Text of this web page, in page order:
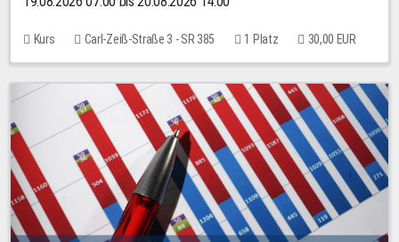
Kurs Carl-Zeiß-Straße 3 - SR 385 1 Platz 30,00 EUR